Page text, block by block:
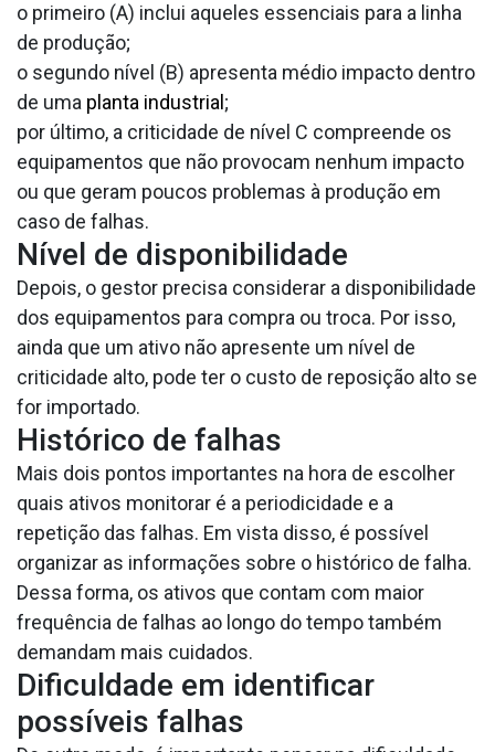
o primeiro (A) inclui aqueles essenciais para a linha
de produção;
o segundo nível (B) apresenta médio impacto dentro
de uma planta industrial ;
por último, a criticidade de nível C compreende os
equipamentos que não provocam nenhum impacto
ou que geram poucos problemas à produção em
caso de falhas.
Nível de disponibilidade
Depois, o gestor precisa considerar a disponibilidade
dos equipamentos para compra ou troca. Por isso,
ainda que um ativo não apresente um nível de
criticidade alto, pode ter o custo de reposição alto se
for importado.
Histórico de falhas
Mais dois pontos importantes na hora de escolher
quais ativos monitorar é a periodicidade e a
repetição das falhas. Em vista disso, é possível
organizar as informações sobre o histórico de falha.
Dessa forma, os ativos que contam com maior
frequência de falhas ao longo do tempo também
demandam mais cuidados.
Dificuldade em identificar
possíveis falhas